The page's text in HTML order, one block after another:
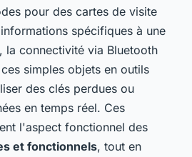
pour des cartes de visite
spécifiques à une
la connectivité via Bluetooth
simples objets en outils
des clés perdues ou
en temps réel. Ces
l'aspect fonctionnel des
et fonctionnels, tout en